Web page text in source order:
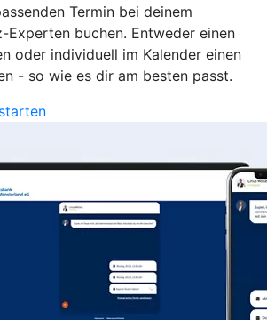
Termin bei deinem
Experten buchen. Entweder einen
oder individuell im Kalender einen
- so wie es dir am besten passt.